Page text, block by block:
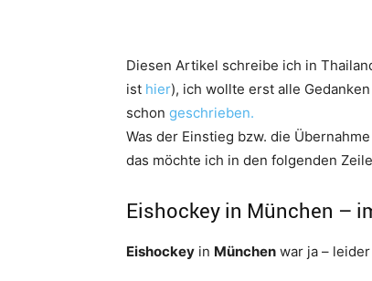
Diesen Artikel schreibe ich in
ist hier), ich wollte erst alle
schon geschrieben.
Was der Einstieg bzw. die
das möchte ich in den folgenden
Eishockey in München –
Eishockey in München war ja –